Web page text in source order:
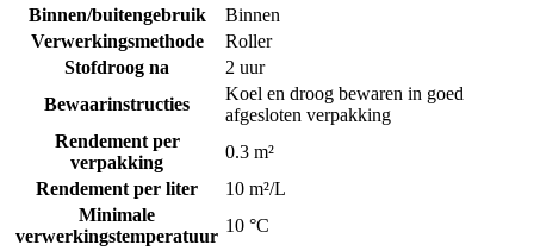
Binnen/buitengebruik
Binnen
Verwerkingsmethode
Roller
Stofdroog na
2 uur
Bewaarinstructies
Koel en droog bewaren in goed
afgesloten verpakking
Rendement per
verpakking
0.3 m²
Rendement per liter
10 m²/L
Minimale
verwerkingstemperatuur
10 °C